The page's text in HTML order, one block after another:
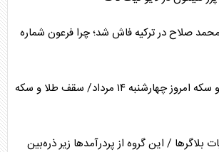
محمد صلاح در ترکیه فاش شد؛ چرا فرعون شماره
آخرین قیمت طلا و سکه امروز چهارشنبه ۱۴ مرداد/ سقف طلا و سکه
بلاگر‌ها / این گروه از پردرآمد‌ها زیر ذره‌بین